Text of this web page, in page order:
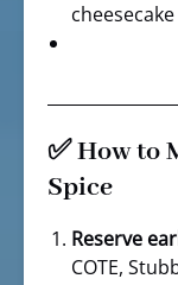
cheesecake
✅ How to
Spice
Reserve
COTE,